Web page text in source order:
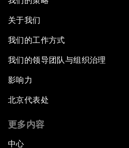
关于我们
我们的工作方式
我们的领导团队与组织治理
影响力
北京代表处
更多内容
中心